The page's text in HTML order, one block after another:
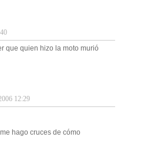
que quien hizo la moto murió
12:29
hago cruces de cómo